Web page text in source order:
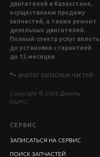
двигателей в Казахстане,
осуществляем продажу
запчастей, а также ремонт
дизельных двигателей.
Полный спектр услуг вплоть
до установки с гарантией
до 12 месяцев
*- аналог запасных частей
Copyright © 2026 Дизель
ПАРТС
СЕРВИС
ЗАПИСАТЬСЯ НА СЕРВИС
ПОИСК ЗАПЧАСТЕЙ